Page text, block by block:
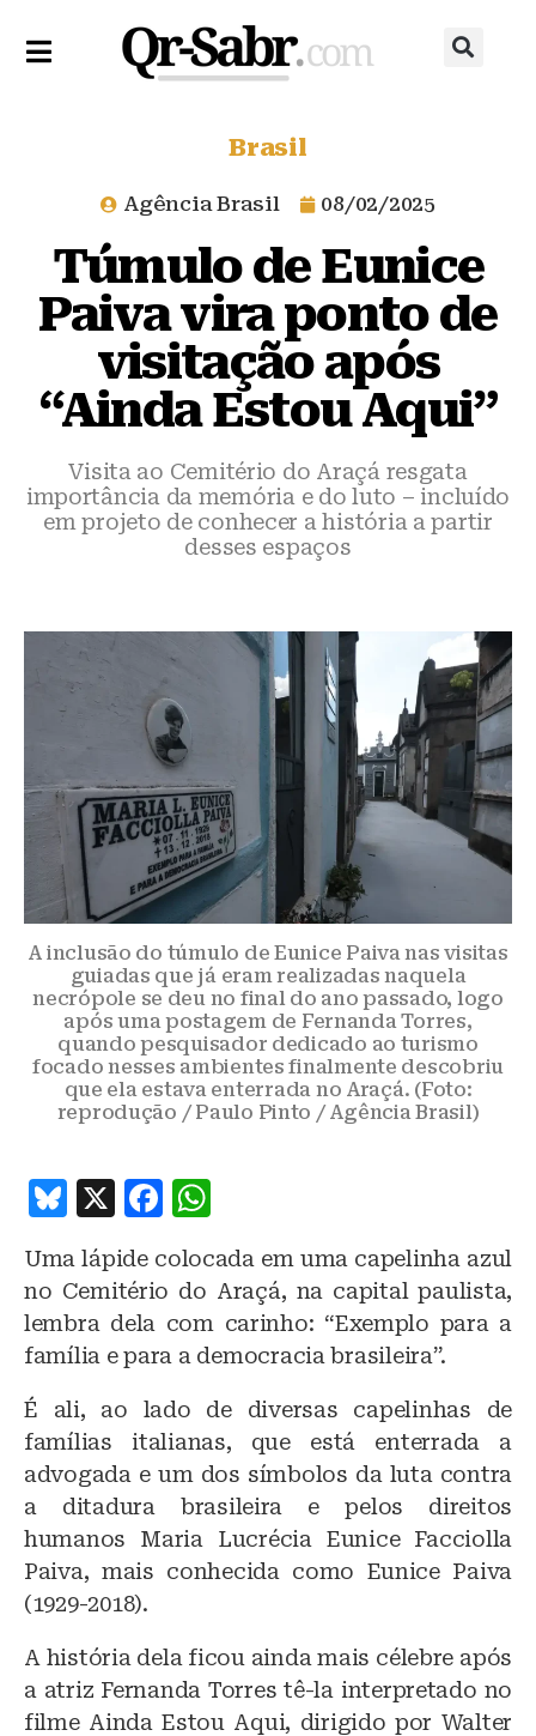
Brasil
Agência Brasil 08/02/2025
Túmulo de Eunice
Paiva vira ponto de
visitação após
“Ainda Estou Aqui”
Visita ao Cemitério do Araçá resgata
importância da memória e do luto – incluído
em projeto de conhecer a história a partir
desses espaços
A inclusão do túmulo de Eunice Paiva nas visitas
guiadas que já eram realizadas naquela
necrópole se deu no final do ano passado, logo
após uma postagem de Fernanda Torres,
quando pesquisador dedicado ao turismo
focado nesses ambientes finalmente descobriu
que ela estava enterrada no Araçá. (Foto:
reprodução / Paulo Pinto / Agência Brasil)
B
lu
e
s
k
y
X
F
c
e
b
o
o
k
at
s
A
p
p
Uma lápide colocada em uma capelinha azul
no Cemitério do Araçá, na capital paulista,
lembra dela com carinho: “Exemplo para a
família e para a democracia brasileira”.
É ali, ao lado de diversas capelinhas de
famílias italianas, que está enterrada a
advogada e um dos símbolos da luta contra
a ditadura brasileira e pelos direitos
humanos Maria Lucrécia Eunice Facciolla
Paiva, mais conhecida como Eunice Paiva
(1929-2018).
A história dela ficou ainda mais célebre após
a atriz Fernanda Torres tê-la interpretado no
filme Ainda Estou Aqui, dirigido por Walter